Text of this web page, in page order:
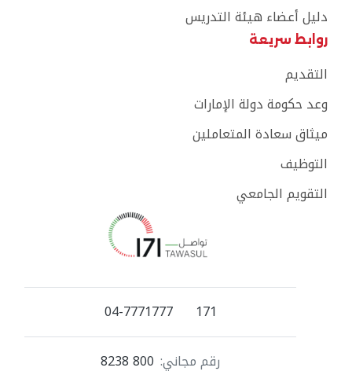
دليل أعضاء هيئة التدريس
روابط سريعة
التقديم
وعد حكومة دولة الإمارات
ميثاق سعادة المتعاملين
التوظيف
التقويم الجامعي
171
04-7771777
رقم مجاني: 800 8238